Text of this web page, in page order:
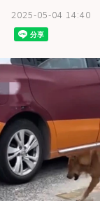
2025-05-04 14:40